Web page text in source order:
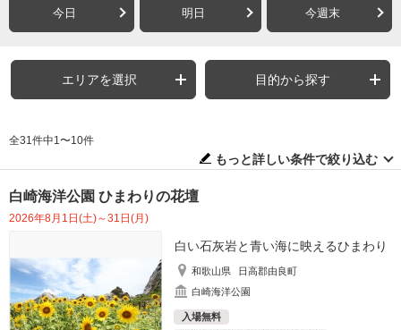
今日 明日 今週末
エリアを選択 目的から探す
全31件中1〜10件
もっと詳しい条件で絞り込む
白崎海洋公園 ひまわりの花壇
2026年8月1日(土)～31日(月)
白い石灰岩と青い海に映えるひまわり
和歌山県
日高郡由良町
白崎海洋公園
入場無料